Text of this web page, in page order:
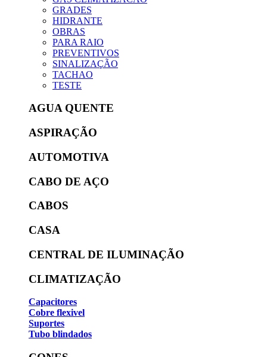
GRADES
HIDRANTE
OBRAS
PARA RAIO
PREVENTIVOS
SINALIZAÇÃO
TACHAO
TESTE
AGUA QUENTE
ASPIRAÇÃO
AUTOMOTIVA
CABO DE AÇO
CABOS
CASA
CENTRAL DE ILUMINAÇÃO
CLIMATIZAÇÃO
Capacitores
Cobre flexivel
Suportes
Tubo blindados